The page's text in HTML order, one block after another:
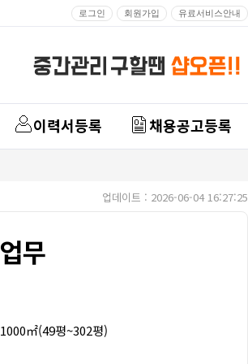
로그인 회원가입 유료서비스안내
이력서등록 채용공고등록
업데이트 : 2026-06-04 16:27:25
무
㎡(49평~302평)